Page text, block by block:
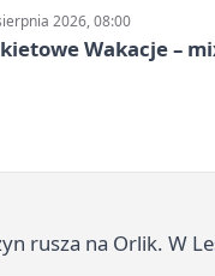
2026, 08:00
Wakacje –
rusza na Orlik. W